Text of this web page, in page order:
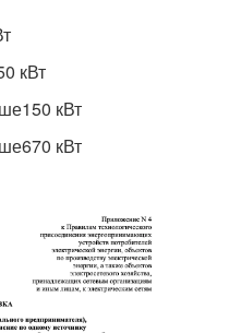
кВт
кВт
кВт